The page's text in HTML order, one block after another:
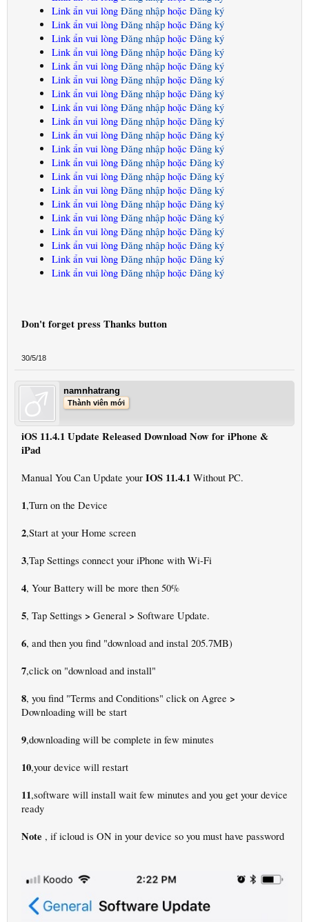
Link ẩn vui lòng Đăng nhập hoặc Đăng ký
Link ẩn vui lòng Đăng nhập hoặc Đăng ký
Link ẩn vui lòng Đăng nhập hoặc Đăng ký
Link ẩn vui lòng Đăng nhập hoặc Đăng ký
Link ẩn vui lòng Đăng nhập hoặc Đăng ký
Link ẩn vui lòng Đăng nhập hoặc Đăng ký
Link ẩn vui lòng Đăng nhập hoặc Đăng ký
Link ẩn vui lòng Đăng nhập hoặc Đăng ký
Link ẩn vui lòng Đăng nhập hoặc Đăng ký
Link ẩn vui lòng Đăng nhập hoặc Đăng ký
Link ẩn vui lòng Đăng nhập hoặc Đăng ký
Link ẩn vui lòng Đăng nhập hoặc Đăng ký
Link ẩn vui lòng Đăng nhập hoặc Đăng ký
Link ẩn vui lòng Đăng nhập hoặc Đăng ký
Link ẩn vui lòng Đăng nhập hoặc Đăng ký
Link ẩn vui lòng Đăng nhập hoặc Đăng ký
Link ẩn vui lòng Đăng nhập hoặc Đăng ký
Link ẩn vui lòng Đăng nhập hoặc Đăng ký
Link ẩn vui lòng Đăng nhập hoặc Đăng ký
Link ẩn vui lòng Đăng nhập hoặc Đăng ký
Don't forget press Thanks button
30/5/18
namnhatrang
Thành viên mới
iOS 11.4.1 Update Released Download Now for iPhone &
iPad
Manual You Can Update your IOS 11.4.1 Without PC.
1,Turn on the Device
2,Start at your Home screen
3,Tap Settings connect your iPhone with Wi-Fi
4, Your Battery will be more then 50%
5, Tap Settings > General > Software Update.
6, and then you find "download and instal 205.7MB)
7,click on "download and install"
8, you find "Terms and Conditions" click on Agree >
Downloading will be start
9,downloading will be complete in few minutes
10,your device will restart
11,software will install wait few minutes and you get your device
ready
Note , if icloud is ON in your device so you must have password